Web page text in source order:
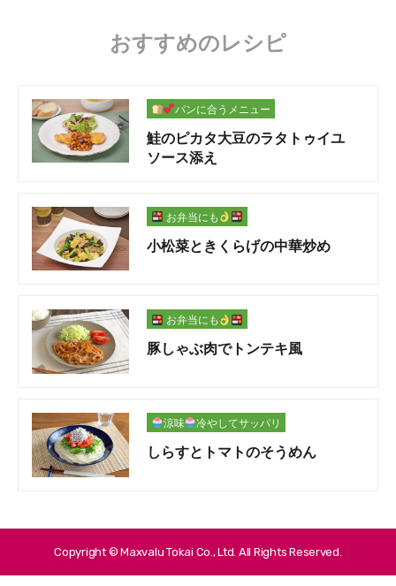
おすすめのレシピ
パンに合うメニュー
鮭のピカタ大豆のラタトゥイユ
ソース添え
お弁当にも
小松菜ときくらげの中華炒め
お弁当にも
豚しゃぶ肉でトンテキ風
涼味 冷やしてサッパリ
しらすとトマトのそうめん
Copyright © Maxvalu Tokai Co., Ltd. All Rights Reserved.